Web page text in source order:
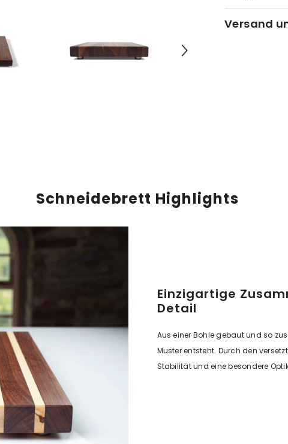
Versand
Schneidebrett Highlights
Einzigartige
Detail
Aus einer Bohle gebaut und so
Muster entsteht. Durch den
Stabilität und eine besondere